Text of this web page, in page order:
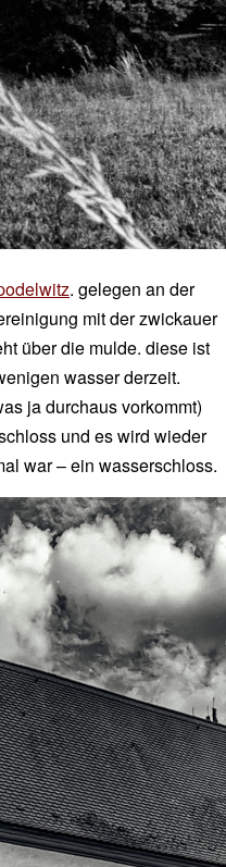
. gelegen an der
mit der zwickauer
über die mulde. diese ist
wasser derzeit.
ja durchaus vorkommt)
und es wird wieder
war – ein wasserschloss.